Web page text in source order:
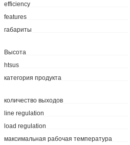
efficiency
features
габариты
Высота
htsus
категория продукта
количество выходов
line regulation
load regulation
максимальная рабочая температура